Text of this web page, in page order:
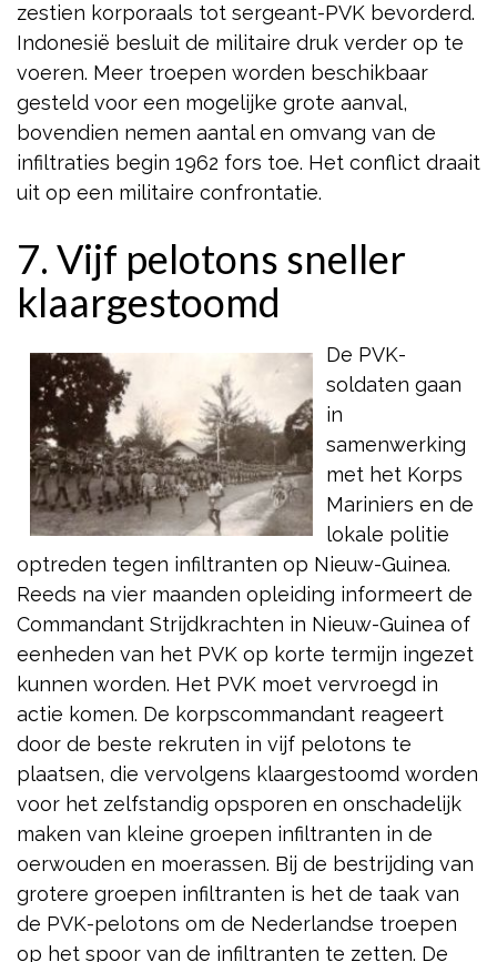
zestien korporaals tot sergeant-PVK bevorderd.
Indonesië besluit de militaire druk verder op te
voeren. Meer troepen worden beschikbaar
gesteld voor een mogelijke grote aanval,
bovendien nemen aantal en omvang van de
infiltraties begin 1962 fors toe. Het conflict draait
uit op een militaire confrontatie.
7. Vijf pelotons sneller
klaargestoomd
De PVK-
soldaten gaan
in
samenwerking
met het Korps
Mariniers en de
lokale politie
optreden tegen infiltranten op Nieuw-Guinea.
Reeds na vier maanden opleiding informeert de
Commandant Strijdkrachten in Nieuw-Guinea of
eenheden van het PVK op korte termijn ingezet
kunnen worden. Het PVK moet vervroegd in
actie komen. De korpscommandant reageert
door de beste rekruten in vijf pelotons te
plaatsen, die vervolgens klaargestoomd worden
voor het zelfstandig opsporen en onschadelijk
maken van kleine groepen infiltranten in de
oerwouden en moerassen. Bij de bestrijding van
grotere groepen infiltranten is het de taak van
de PVK-pelotons om de Nederlandse troepen
op het spoor van de infiltranten te zetten. De